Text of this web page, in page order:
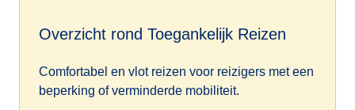
Overzicht rond Toegankelijk Reizen
Comfortabel en vlot reizen voor reizigers met een
beperking of verminderde mobiliteit.